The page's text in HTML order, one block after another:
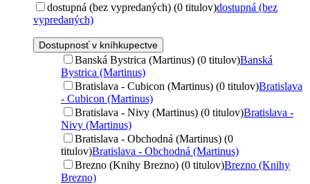
dostupná (bez vypredaných) (0 titulov)dostupná (bez
vypredaných)
Dostupnosť v kníhkupectve
Banská Bystrica (Martinus) (0 titulov)Banská
Bystrica (Martinus)
Bratislava - Cubicon (Martinus) (0 titulov)Bratislava
- Cubicon (Martinus)
Bratislava - Nivy (Martinus) (0 titulov)Bratislava -
Nivy (Martinus)
Bratislava - Obchodná (Martinus) (0
titulov)Bratislava - Obchodná (Martinus)
Brezno (Knihy Brezno) (0 titulov)Brezno (Knihy
Brezno)